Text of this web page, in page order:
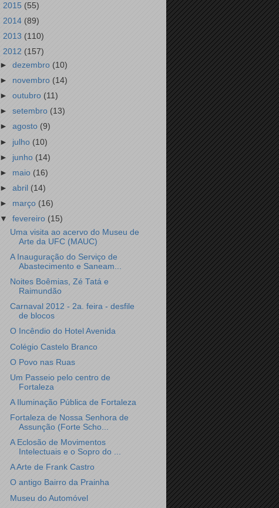
2015 (55)
2014 (89)
2013 (110)
2012 (157)
►dezembro (10)
► novembro (14)
►outubro (11)
►setembro (13)
►agosto (9)
► julho (10)
► junho (14)
► maio (16)
►abril (14)
► março (16)
▼fevereiro (15)
Uma visita ao acervo do Museu de
Arte da UFC (MAUC)
A Inauguração do Serviço de
Abastecimento e Saneam...
Noites Boêmias, Zé Tatá e
Raimundão
Carnaval 2012 - 2a. feira - desfile
de blocos
O Incêndio do Hotel Avenida
Colégio Castelo Branco
O Povo nas Ruas
Um Passeio pelo centro de
Fortaleza
A Iluminação Pública de Fortaleza
Fortaleza de Nossa Senhora de
Assunção (Forte Scho...
A Eclosão de Movimentos
Intelectuais e o Sopro do ...
A Arte de Frank Castro
O antigo Bairro da Prainha
Museu do Automóvel